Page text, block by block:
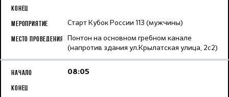
Старт Кубок России 113 (мужчины)
Понтон на основном гребном канале
(напротив здания ул.Крылатская улица, 2с2)
08:05